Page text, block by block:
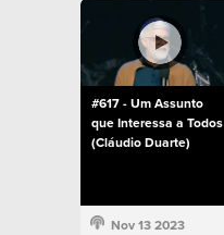
#617 - Um Assunto
que Interessa a Todos
(Cláudio Duarte)
Nov 13 2023